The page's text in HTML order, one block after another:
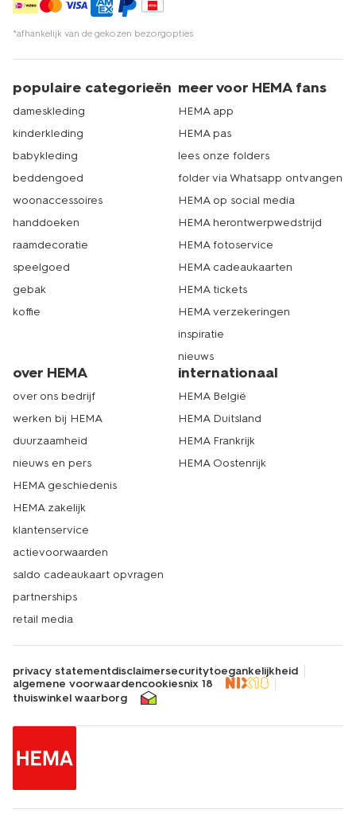
*afhankelijk van de gekozen bezorgopties
populaire categorieën
dameskleding
kinderkleding
babykleding
beddengoed
woonaccessoires
handdoeken
raamdecoratie
speelgoed
gebak
koffie
meer voor HEMA fans
HEMA app
HEMA pas
lees onze folders
folder via Whatsapp ontvangen
HEMA op social media
HEMA herontwerpwedstrijd
HEMA fotoservice
HEMA cadeaukaarten
HEMA tickets
HEMA verzekeringen
inspiratie
nieuws
over HEMA
over ons bedrijf
werken bij HEMA
duurzaamheid
nieuws en pers
HEMA geschiedenis
HEMA zakelijk
klantenservice
actievoorwaarden
saldo cadeaukaart opvragen
partnerships
retail media
internationaal
HEMA België
HEMA Duitsland
HEMA Frankrijk
HEMA Oostenrijk
privacy statementdisclaimersecuritytoegankelijkheid
algemene voorwaardencookiesnix 18
thuiswinkel waarborg